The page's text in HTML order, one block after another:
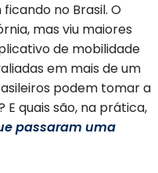
no Brasil. O
mas viu maiores
de mobilidade
em mais de um
podem tomar a
quais são, na prática,
passaram uma